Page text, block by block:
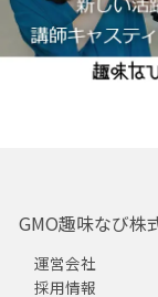
GMO趣味なび株
運営会社
採用情報